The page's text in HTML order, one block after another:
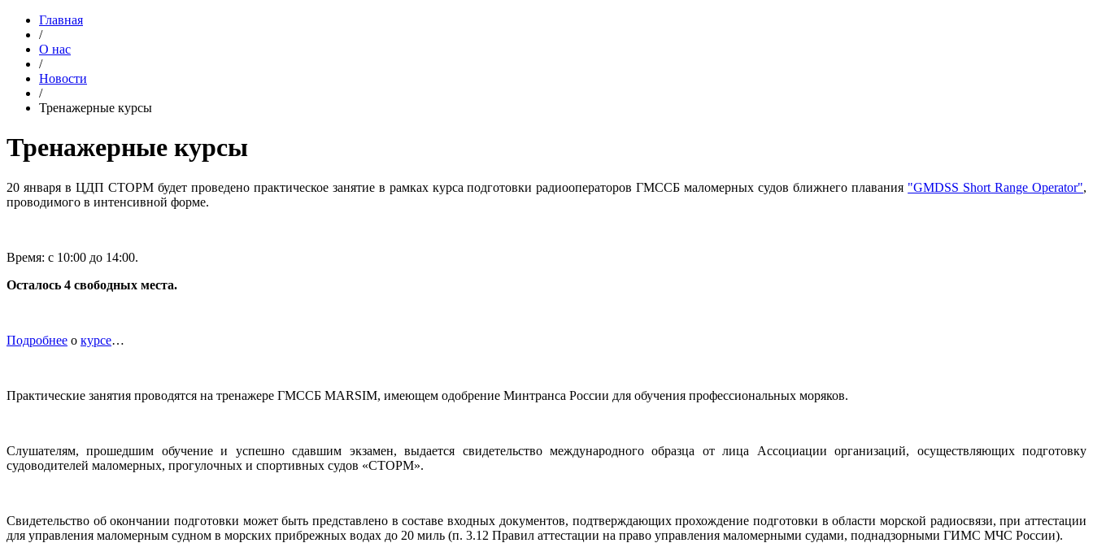
Главная
/
О нас
/
Новости
/
Тренажерные курсы
Тренажерные курсы
20 января в ЦДП СТОРМ будет проведено практическое занятие в рамках курса подготовки радиооператоров ГМССБ маломерных судов ближнего плавания "GMDSS Short Range Operator",
проводимого в интенсивной форме.
Время: с 10:00 до 14:00.
Осталось 4 свободных места.
Подробнее о курсе…
Практические занятия проводятся на тренажере ГМССБ MARSIM, имеющем одобрение Минтранса России для обучения профессиональных моряков.
Слушателям, прошедшим обучение и успешно сдавшим экзамен, выдается свидетельство международного образца от лица Ассоциации организаций, осуществляющих подготовку
судоводителей маломерных, прогулочных и спортивных судов «СТОРМ».
Свидетельство об окончании подготовки может быть представлено в составе входных документов, подтверждающих прохождение подготовки в области морской радиосвязи, при аттестации
для управления маломерным судном в морских прибрежных водах до 20 миль (п. 3.12 Правил аттестации на право управления маломерными судами, поднадзорными ГИМС МЧС России).